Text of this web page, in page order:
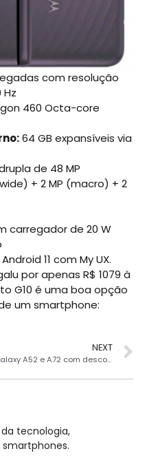
com resolução
Hz
460 Octa-core
64 GB expansíveis via
de 48 MP
+ 2 MP (macro) + 2
carregador de 20 W
Android 11 com My UX.
por apenas R$ 1079 à
G10 é uma boa opção
um smartphone:
NEXT
Galaxy A52 e A72 com descontos de até R$ 1600 e brinde
tecnologia,